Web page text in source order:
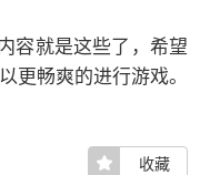
容就是这些了，希望
更畅爽的进行游戏。
收藏